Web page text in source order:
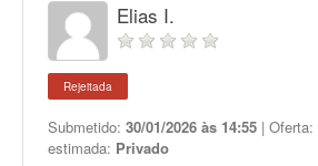
Elias I.
Rejeitada
Submetido: 30/01/2026 às 14:55 | Oferta:
estimada: Privado